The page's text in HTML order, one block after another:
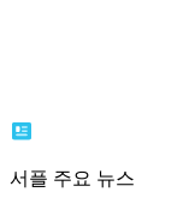
서플 주요 뉴스